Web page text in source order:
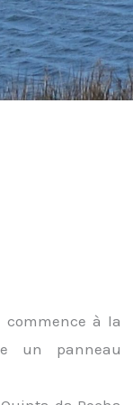
commence à la
un panneau